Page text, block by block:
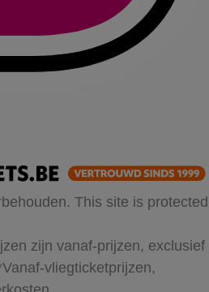
This site is protected
zijn vanaf-prijzen, exclusief
vliegticketprijzen,